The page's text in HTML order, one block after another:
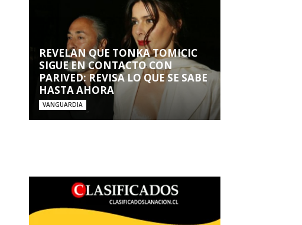
REVELAN QUE TONKA TOMICIC
SIGUE EN CONTACTO CON
PARIVED: REVISA LO QUE SE SABE
HASTA AHORA
VANGUARDIA